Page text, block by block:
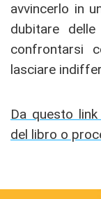
avvincerlo in
dubitare
confrontarsi
lasciare
Da questo
del libro o